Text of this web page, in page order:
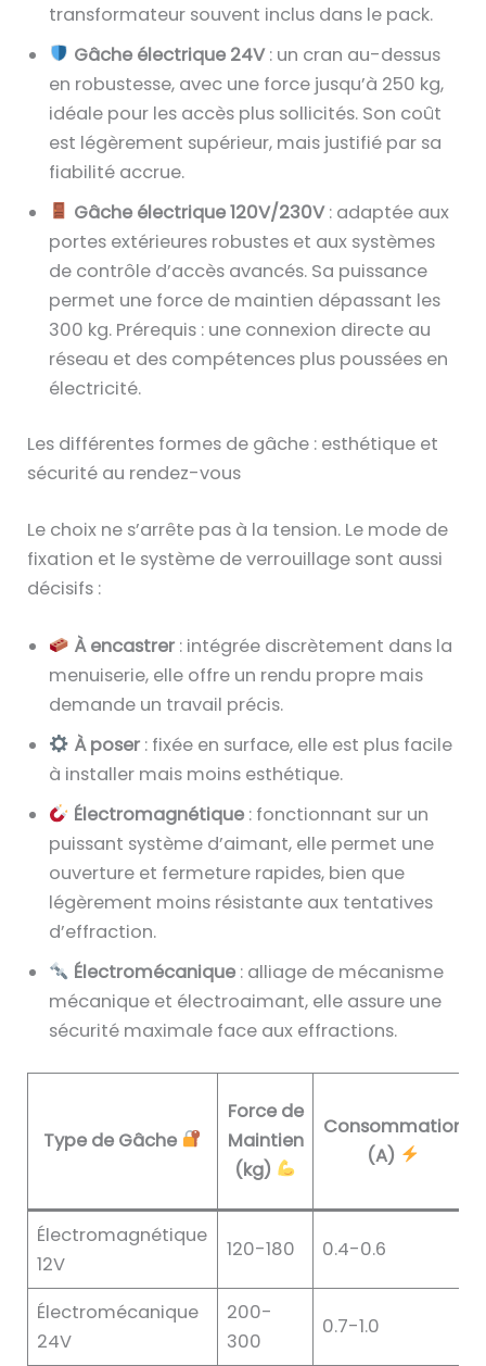
transformateur souvent inclus dans le pack.
Gâche électrique 24V: un cran au-dessus
en robustesse, avec une force jusqu’à 250 kg,
idéale pour les accès plus sollicités. Son coût
est légèrement supérieur, mais justifié par sa
fiabilité accrue.
Gâche électrique 120V/230V: adaptée aux
portes extérieures robustes et aux systèmes
de contrôle d’accès avancés. Sa puissance
permet une force de maintien dépassant les
300 kg. Prérequis : une connexion directe au
réseau et des compétences plus poussées en
électricité.
Les différentes formes de gâche : esthétique et
sécurité au rendez-vous
Le choix ne s’arrête pas à la tension. Le mode de
fixation et le système de verrouillage sont aussi
décisifs :
À encastrer: intégrée discrètement dans la
menuiserie, elle offre un rendu propre mais
demande un travail précis.
À poser: fixée en surface, elle est plus facile
à installer mais moins esthétique.
Électromagnétique: fonctionnant sur un
puissant système d’aimant, elle permet une
ouverture et fermeture rapides, bien que
légèrement moins résistante aux tentatives
d’effraction.
Électromécanique: alliage de mécanisme
mécanique et électroaimant, elle assure une
sécurité maximale face aux effractions.
Type de Gâche
Force de
Maintien
(kg)
Consommation
(A)
Électromagnétique
12V
120-180 0.4-0.6
Électromécanique
24V
200-
300
0.7-1.0